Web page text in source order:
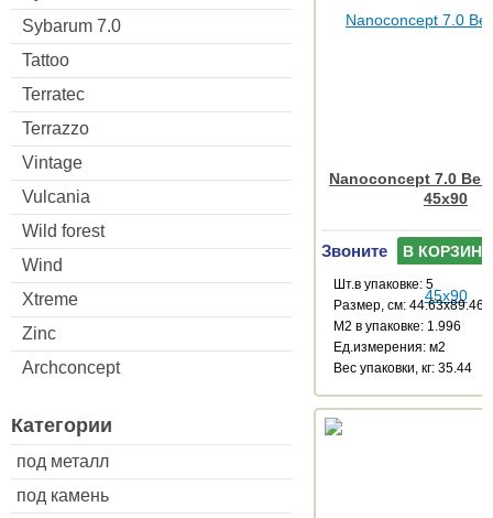
Sybarum 7.0
Tattoo
Terratec
Terrazzo
Vintage
Vulcania
Wild forest
Wind
Xtreme
Zinc
Archconcept
Категории
под металл
под камень
Nanoconcept 7.0
45x90
Звоните В КОРЗИНУ
Шт.в упаковке: 5
Размер, см: 44.63x89.46
М2 в упаковке: 1.996
Ед.измерения: м2
Веc упаковки, кг: 35.44